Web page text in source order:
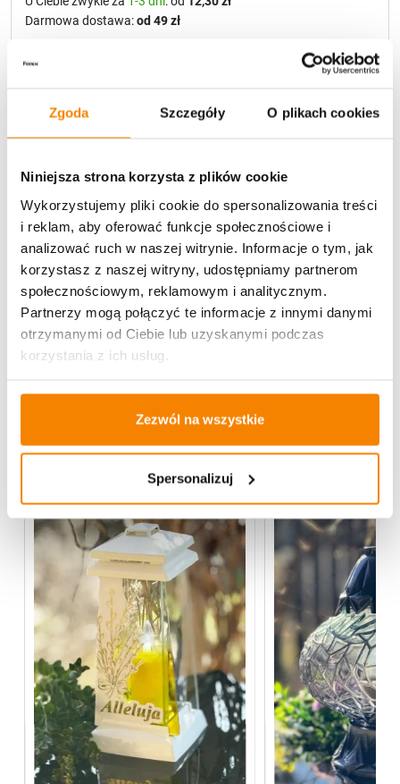
Zgoda Szczegóły O plikach cookies
Niniejsza strona korzysta z plików cookie
Wykorzystujemy pliki cookie do spersonalizowania treści
i reklam, aby oferować funkcje społecznościowe i
analizować ruch w naszej witrynie. Informacje o tym, jak
korzystasz z naszej witryny, udostępniamy partnerom
społecznościowym, reklamowym i analitycznym.
Partnerzy mogą połączyć te informacje z innymi danymi
otrzymanymi od Ciebie lub uzyskanymi podczas
korzystania z ich usług.
Zezwól na wszystkie
Spersonalizuj
Potrzebujesz większą ilość? Zapraszamy do naszej
hurtowniiPrzejdź do hurtowni B2B
Darmowa dostawa:od 49 zł
Specyfikacja
Więcej z kategorii Znicze szklane